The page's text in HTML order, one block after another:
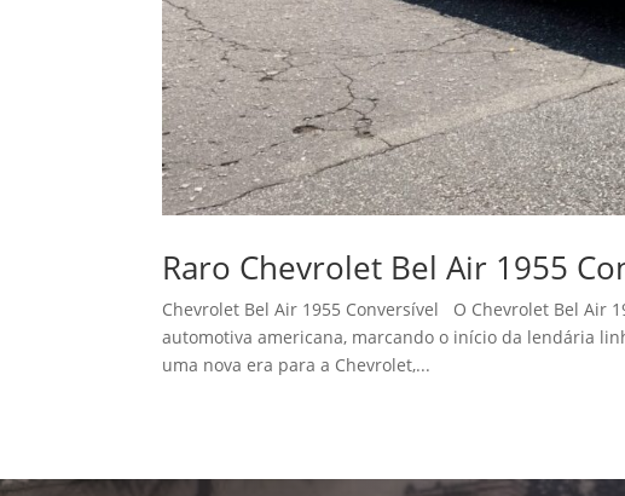
Raro Chevrolet Bel Air 1955
Chevrolet Bel Air 1955 Conversível O Chevrolet Bel Air
automotiva americana, marcando o início da lendária
uma nova era para a Chevrolet,...